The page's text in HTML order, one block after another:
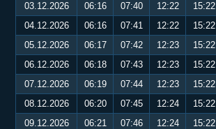
03.12.2026
06:16 07:40 12:22 15:22
04.12.2026
06:16 07:41 12:22 15:22
05.12.2026
06:17 07:42 12:23 15:22
06.12.2026
06:18 07:43 12:23 15:22
07.12.2026
06:19 07:44 12:23 15:22
08.12.2026
06:20 07:45 12:24 15:22
09.12.2026
06:21 07:46 12:24 15:22